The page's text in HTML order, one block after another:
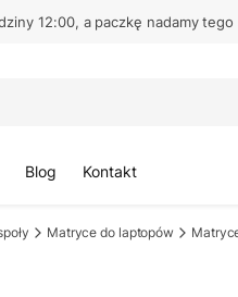
12:00, a paczkę nadamy tego
Blog Kontakt
Matryce do laptopów